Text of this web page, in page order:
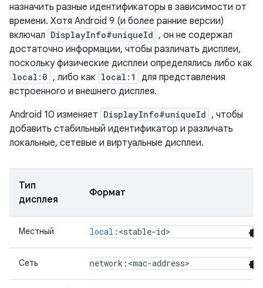
назначить разные идентификаторы в зависимости от
времени. Хотя Android 9 (и более ранние версии)
включал DisplayInfo#uniqueId , он не содержал
достаточно информации, чтобы различать дисплеи,
поскольку физические дисплеи определялись либо как
local:0 , либо как local:1
для представления
встроенного и внешнего дисплея.
Android 10 изменяет DisplayInfo#uniqueId , чтобы
добавить стабильный идентификатор и различать
локальные, сетевые и виртуальные дисплеи.
Тип
дисплея
Формат
Местный local :<stable-id>
Сеть network :<mac-address>